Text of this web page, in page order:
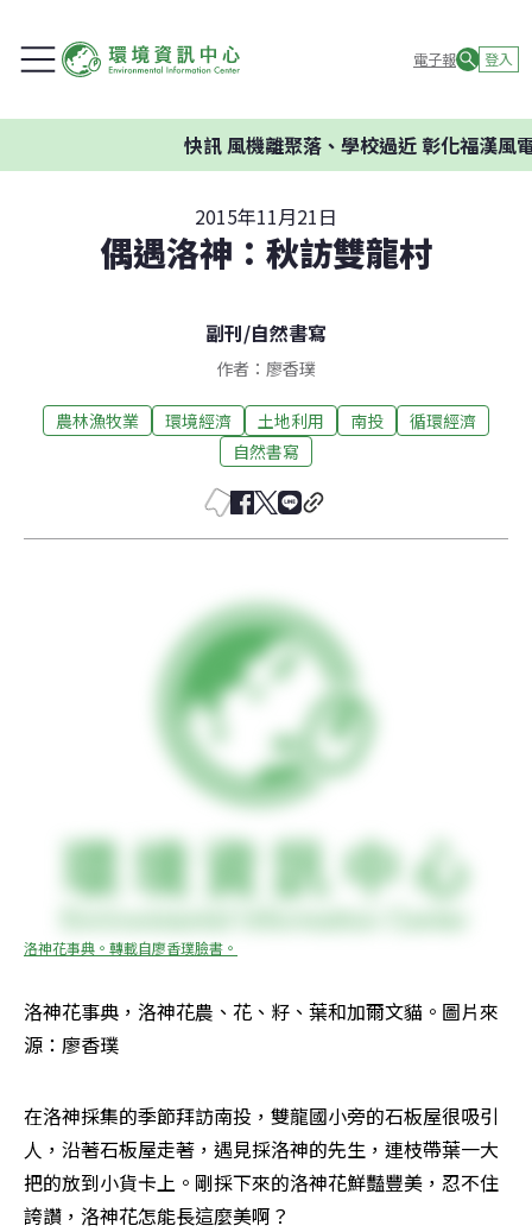
電子報 登入
快訊風機離聚落、學校過近 彰化福漢風電
2015年11月21日
偶遇洛神：秋訪雙龍村
副刊/自然書寫
作者：廖香璞
農林漁牧業 環境經濟 土地利用 南投
循環經濟
自然書寫
洛神花事典。轉載自廖香璞臉書。
洛神花事典，洛神花農、花、籽、葉和加爾文貓。圖片來
源：廖香璞
在洛神採集的季節拜訪南投，雙龍國小旁的石板屋很吸引
人，沿著石板屋走著，遇見採洛神的先生，連枝帶葉一大
把的放到小貨卡上。剛採下來的洛神花鮮豔豐美，忍不住
誇讚，洛神花怎能長這麼美啊？